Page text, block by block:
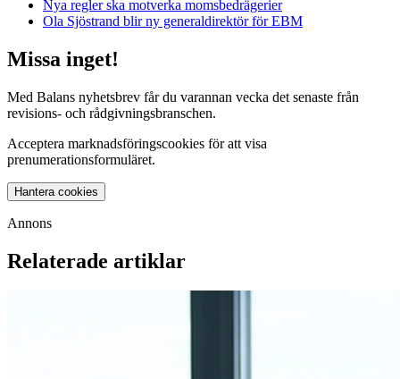
Nya regler ska motverka momsbedrägerier
Ola Sjöstrand blir ny generaldirektör för EBM
Missa inget!
Med Balans nyhetsbrev får du varannan vecka det senaste från
revisions- och rådgivningsbranschen.
Acceptera marknadsföringscookies för att visa
prenumerationsformuläret.
Hantera cookies
Annons
Relaterade artiklar